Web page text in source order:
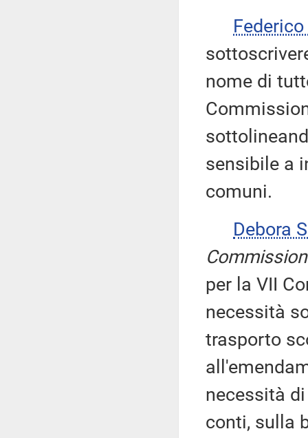
nome di
sensibile a
comuni.
Debora
per la VII
necessità
trasporto
necessità
conti, sulla